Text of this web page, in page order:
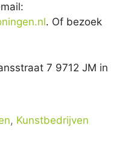
. Of bezoek
7 9712 JM in
, Kunstbedrijven